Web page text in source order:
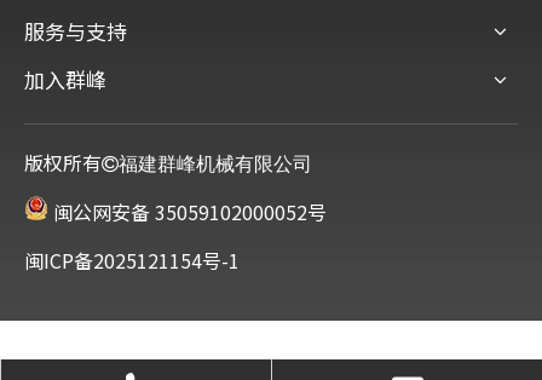
服务与支持
加入群峰
版权所有福建群峰机械有限公司
闽公网安备 35059102000052号
闽ICP备2025121154号-1
服务热线